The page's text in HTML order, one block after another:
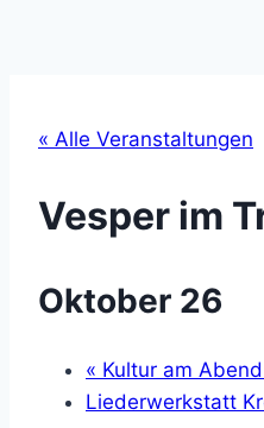
« Alle Veranstaltungen
Vesper im
Oktober 26
« Kultur am
Liederwerkstatt